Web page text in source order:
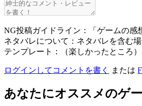
NG投稿ガイドライン：「ゲームの感
ネタバレについて：ネタバレを含む
テンプレート：（楽しかったところ
ログインしてコメントを書く または
あなたにオススメのゲ